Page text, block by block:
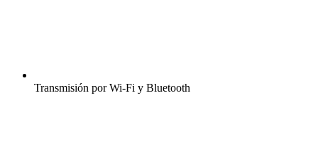
Transmisión por Wi-Fi y Bluetooth